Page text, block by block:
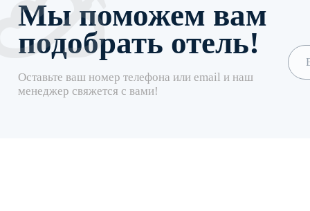
Мы поможем вам
подобрать отель!
Оставьте ваш номер телефона или email и наш
менеджер свяжется с вами!